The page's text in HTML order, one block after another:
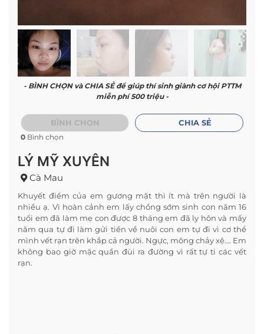
- BÌNH CHỌN và CHIA SẺ để giúp thí sinh giành cơ hội PTTM
miễn phí 500 triệu -
BÌNH CHỌN
0 Bình chọn
CHIA SẺ
LÝ MỸ XUYÊN
Cà Mau
Khuyết điểm của em gương mặt thì ít mà trên người là
nhiều ạ. Vì hoàn cảnh em lấy chồng sớm sinh con năm 16
tuổi em đã làm mẹ con được 8 tháng em đã ly hôn và mấy
năm qua tự đi làm gửi tiền về nuôi con em tự đi vì cơ thể
mình vết rạn trên khắp cả người. Ngực, mông chảy xệ…. Em
không bao giờ mặc quần đùi ra đường vì rất tự ti các vết
rạn.